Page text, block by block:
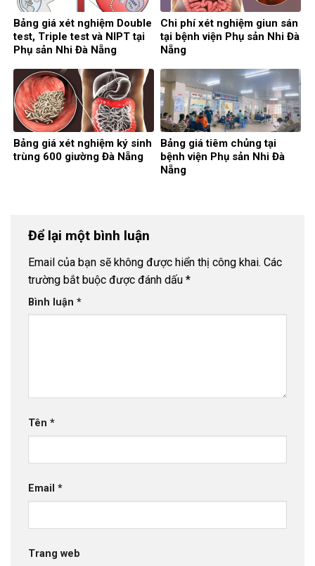
Bảng giá xét nghiệm Double
test, Triple test và NIPT tại
Phụ sản Nhi Đà Nẵng
Chi phí xét nghiệm giun sán
tại bệnh viện Phụ sản Nhi Đà
Nẵng
Bảng giá xét nghiệm ký sinh
trùng 600 giường Đà Nẵng
Bảng giá tiêm chủng tại
bệnh viện Phụ sản Nhi Đà
Nẵng
Để lại một bình luận
Email của bạn sẽ không được hiển thị công khai. Các
trường bắt buộc được đánh dấu *
Bình luận *
Tên *
Email *
Trang web